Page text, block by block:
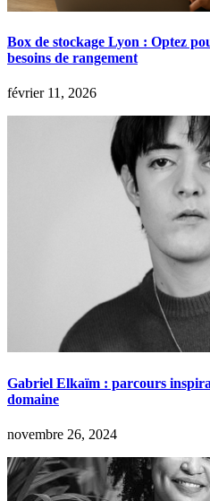
Box de stockage Lyon : Optez
besoins de rangement
février 11, 2026
Gabriel Elkaïm : parcours
domaine
novembre 26, 2024